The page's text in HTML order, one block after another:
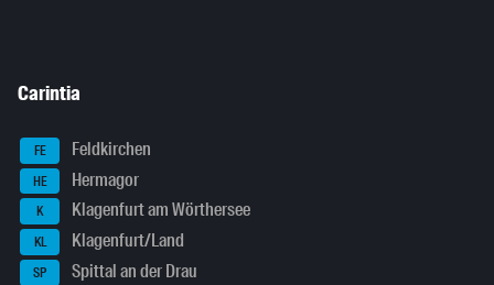
Carintia
FE Feldkirchen
HE Hermagor
K Klagenfurt am Wörthersee
KL Klagenfurt/Land
SP Spittal an der Drau